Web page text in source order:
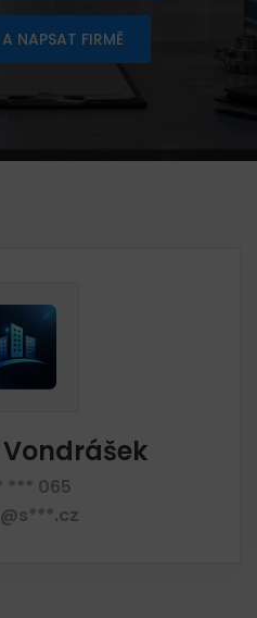
NAPSAT FIRMĚ
*** 065